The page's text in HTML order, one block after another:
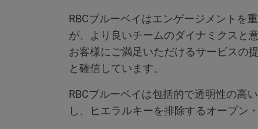
RBCブルーベイはエンゲージメントを
が、より良いチームのダイナミクスと
お客様にご満足いただけるサービスの
と確信しています。
RBCブルーベイは包括的で透明性の高
し、ヒエラルキーを排除するオープン